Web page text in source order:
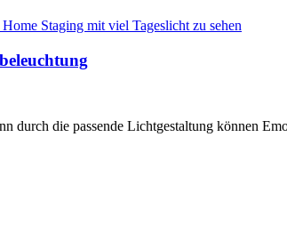
die passende Lichtgestaltung können